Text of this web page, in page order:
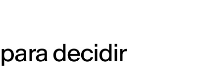
decidir